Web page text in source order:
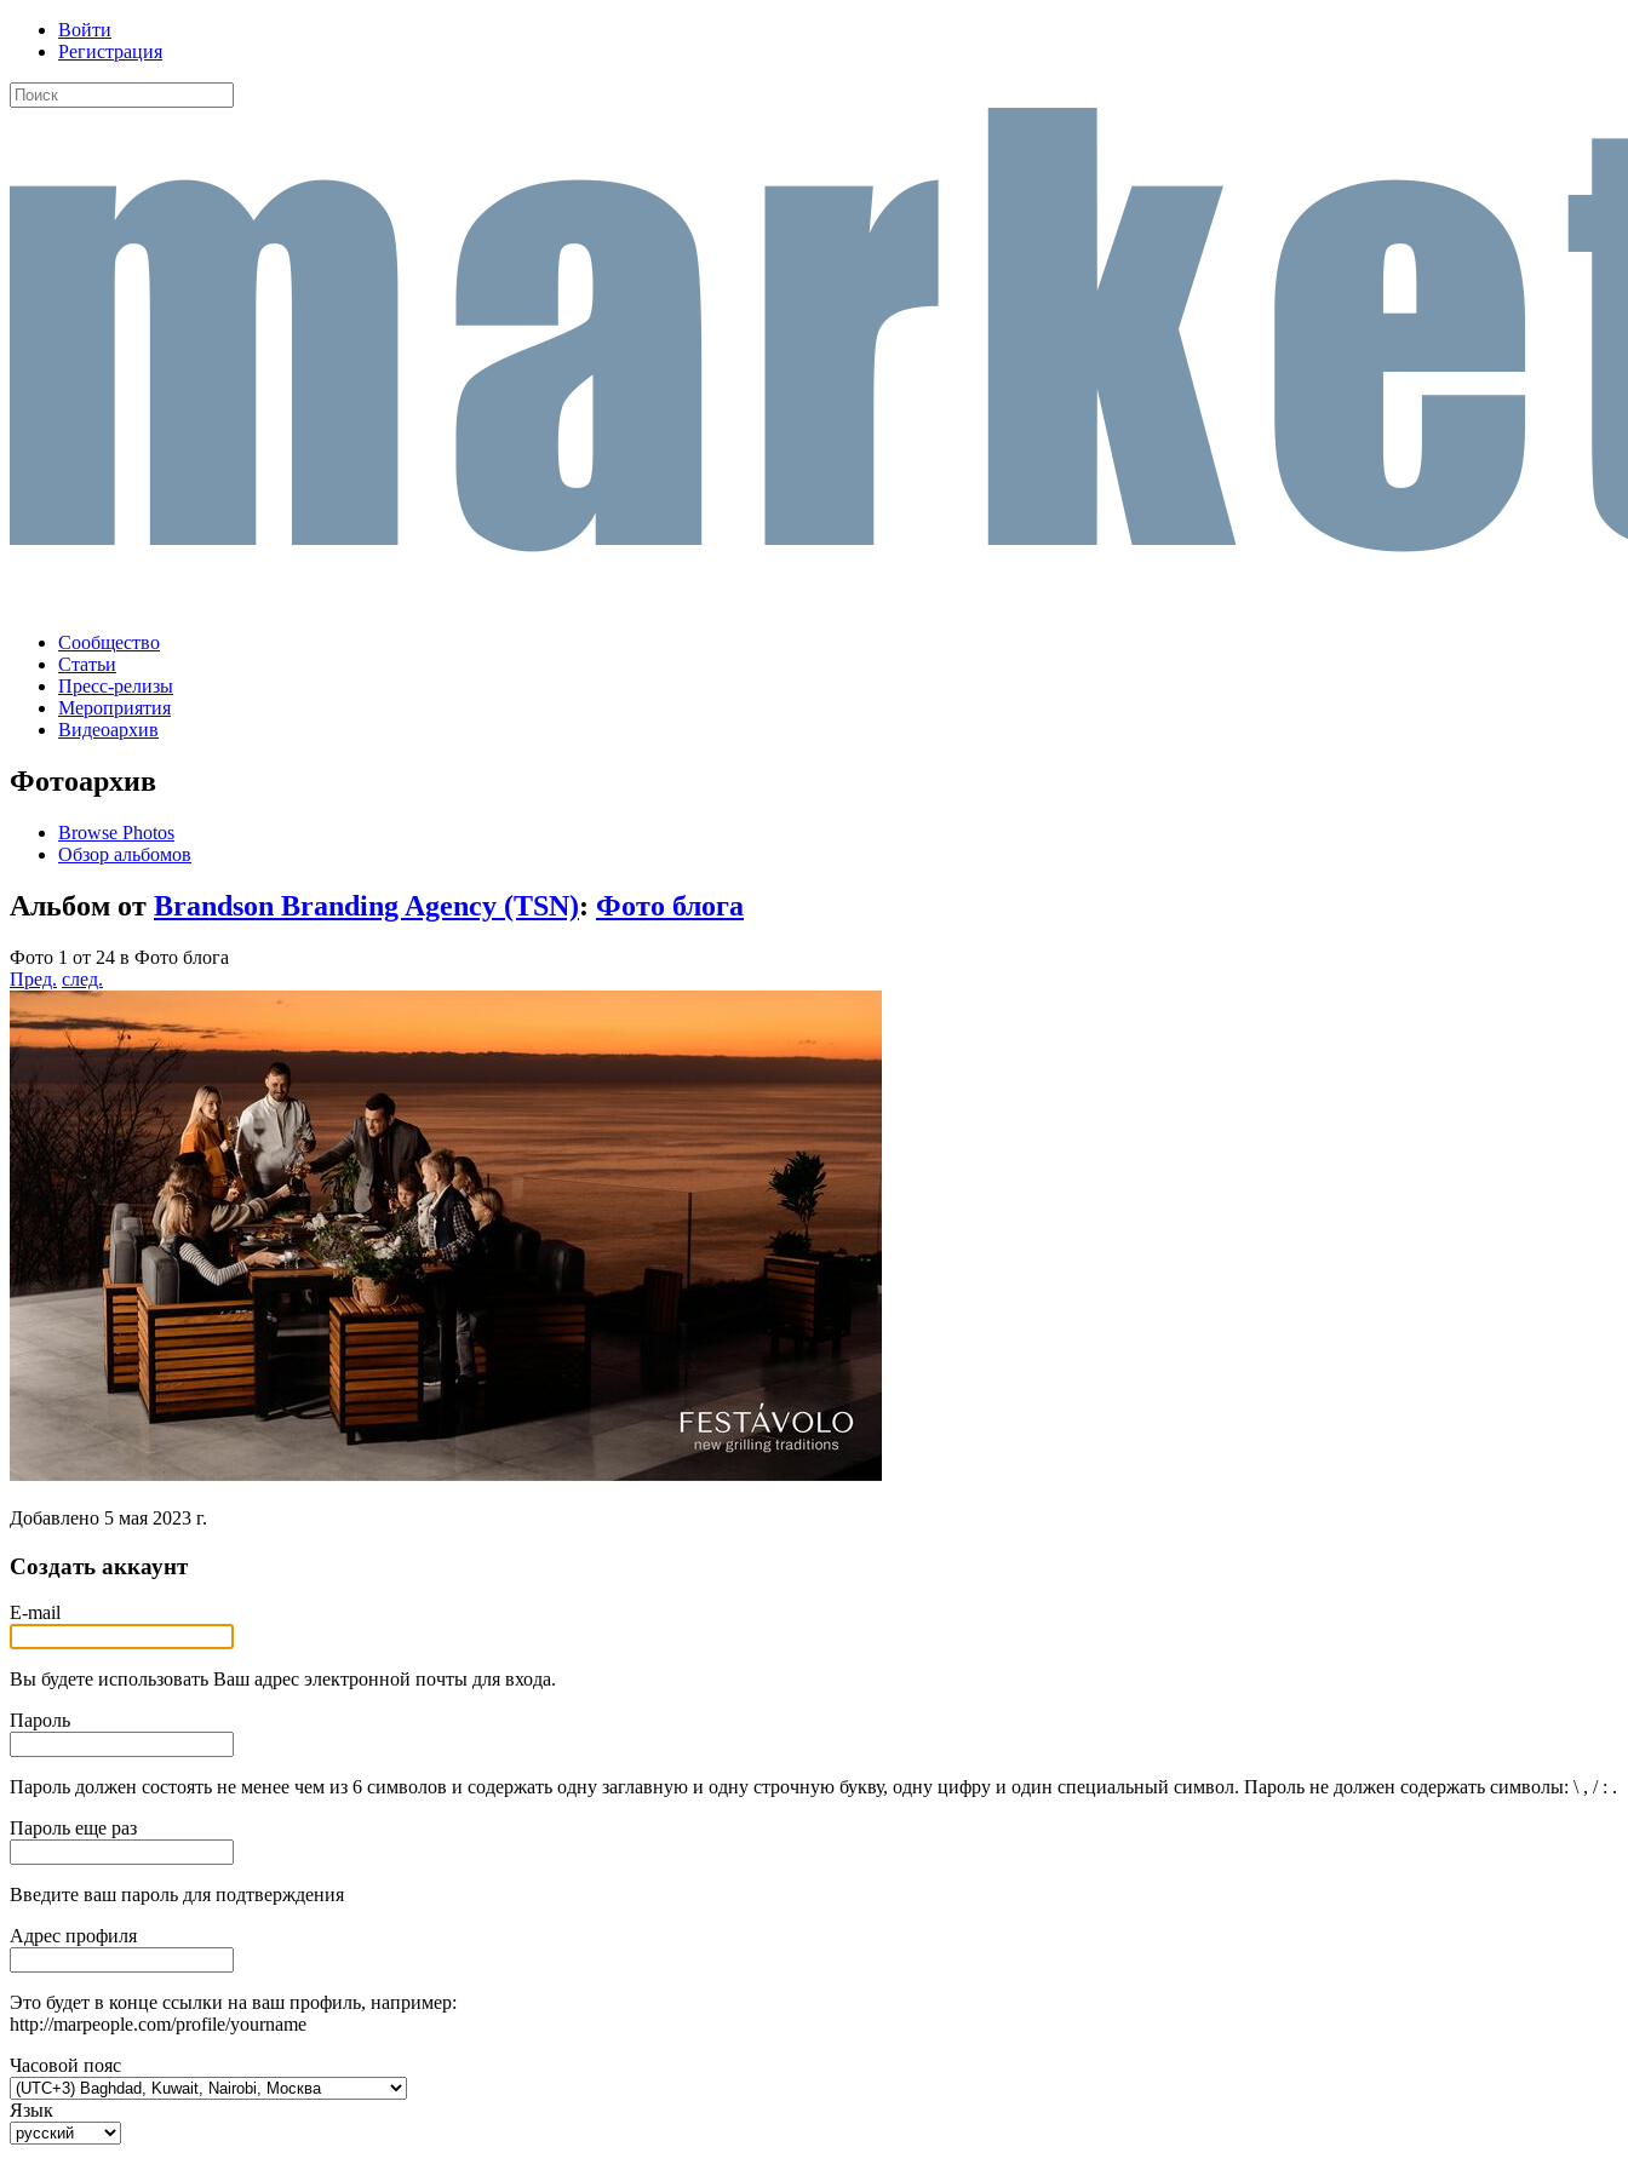
Войти
Регистрация
Сообщество
Статьи
Пресс-релизы
Мероприятия
Видеоархив
Фотоархив
Browse Photos
Обзор альбомов
Альбом от Brandson Branding Agency (TSN): Фото блога
Фото 1 от 24 в Фото блога
Пред. след.
Добавлено 5 мая 2023 г.
Создать аккаунт
E-mail
Вы будете использовать Ваш адрес электронной почты для входа.
Пароль
Пароль должен состоять не менее чем из 6 символов и содержать одну заглавную и одну строчную букву, одну цифру и один специальный символ. Пароль не должен содержать символы: \ , / : .
Пароль еще раз
Введите ваш пароль для подтверждения
Адрес профиля
Это будет в конце ссылки на ваш профиль, например:
http://marpeople.com/profile/yourname
Часовой пояс
Язык